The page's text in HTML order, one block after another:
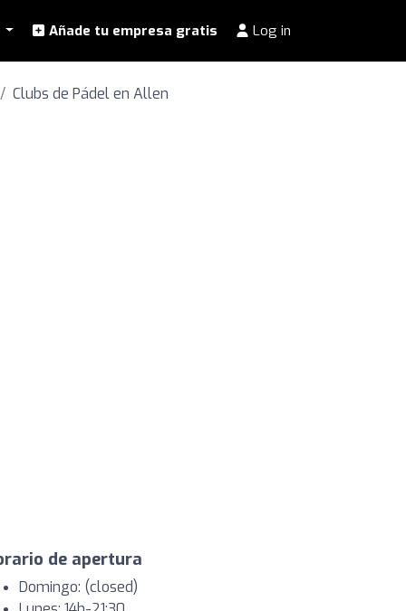
Añade tu empresa gratis Log in
Clubs de Pádel en Allen
de apertura
Domingo: (closed)